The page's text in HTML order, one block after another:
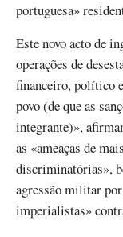
portuguesa»
Este novo acto de
operações de
financeiro, político e
povo(de que as
integrante)»,
as «ameaças de
discriminatórias»,
agressão militar
imperialistas»